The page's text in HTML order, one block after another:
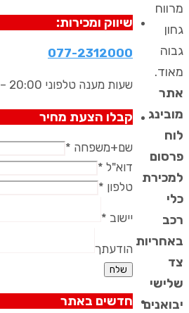
מרווח
גחון
גבוה
מאוד.
אתר
מובינג
לוח
פרסום
למכירת
כלי
רכב
באחריות
צד
שלישי
יבואנים
שיווק ומכירות:
077-2312000​
שעות מענה טלפוני 20:00 – 08:00
קבלו הצעת מחיר
שם+משפחה *
דוא"ל *
טלפון *
יישוב *
הודעתך
שלח
חדשים באתר